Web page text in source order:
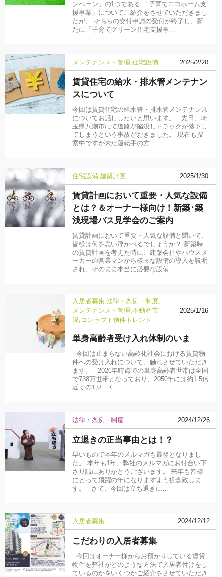
ンペーン」の1つである 「子育てエコホーム支
援事業」についてご紹介をさせていただきまし
たが、 そちらの交付申請の受付が終了し、新
たに「子育てグリーン住宅支援事…
メンテナンス・管理 住宅設備 2025/2/20
賃貸住宅の給水・排水管メンテナン
スについて
今回は賃貸住宅の給水管・排水管メンテナンス
についてお話ししたいと思います。 先日、埼
玉県八潮市にて道路が陥没しトラックが落下し
てしまうという事故がおきました。 現在も捜
索中ですが未だ運転手の方…
住宅設備 建築計画 2025/1/30
賃貸計画において重要・人気な設備
とは？＆オーナー様向け！新築･築
浅現場バス見学会のご案内
賃貸計画において重要・人気な設備と聞いて、
皆様は何を思い浮かべるでしょうか？ 新築時
の賃貸計画を考えた時に、建築会社やハウスメ
ーカーの営業マンから様々な設備の導入を説明
され、そのまま本当に必要な設備…
入居者募集 法律・条例・制度
メンテナンス・管理 不動産市
況 コンセプト物件 トレンド
2025/1/16
単身高齢者受け入れ体制のいま
今回は止まらない高齢化社会における賃貸物
件への受け入れについて、触れさせていただき
ます。 2020年時点での単身高齢者世帯は全国
で738万世帯となっており、2050年には約1.5倍
近くの1,0 …<…
法律・条例・制度 2024/12/26
立退きの正当事由とは！？
早いもので本年のメルマガも最後となりまし
た。 本年も1年、弊社のメルマガにお付合い下
さり誠にありがとうございます。 来年も皆様
にとって飛躍の年になりますよう祈念致しま
す。 さて、今回は立ち退きに…
入居者募集 2024/12/12
こだわりの入居者募集
今回はオーナー様からお預かりしている賃貸
物件を弊社がどのような方法で入居者付けをし
ているのかをいくつかご紹介をさせていただき